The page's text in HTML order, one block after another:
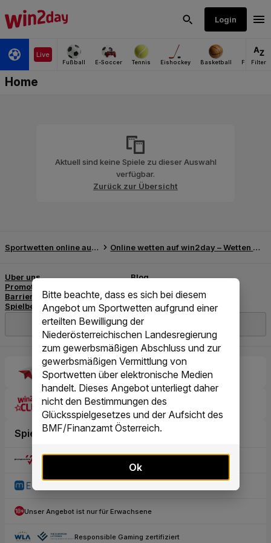
Bitte beachte, dass es sich bei diesem
Angebot um Sportwetten aufgrund einer
erteilten Bewilligung der
Niederösterreichischen Landesregierung
zum gewerbsmäßigen Abschluss und zur
gewerbsmäßigen Vermittlung von
Sportwetten über elektronische Medien
handelt. Dieses Angebot unterliegt daher
nicht den Bestimmungen des
Glücksspielgesetzes und der Aufsicht des
BMF/Finanzamt Österreich.
Ok
Aktuell sind keine Spiele zu dieser Auswahl
verfügbar.
Zurück zur Übersicht